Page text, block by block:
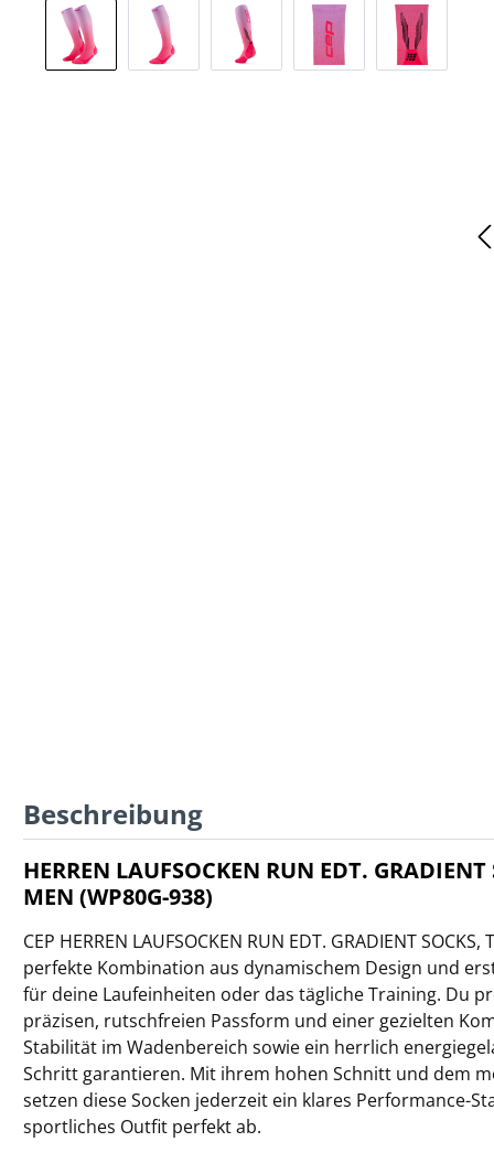
Bildergalerie überspringen
Beschreibung
HERREN LAUFSOCKEN RUN EDT.
MEN (WP80G-938)
CEP HERREN LAUFSOCKEN RUN EDT. GRADIENT
perfekte Kombination aus dynamischem Design und
für deine Laufeinheiten oder das tägliche Training. Du
präzisen, rutschfreien Passform und einer gezielten
Stabilität im Wadenbereich sowie ein herrlich
Schritt garantieren. Mit ihrem hohen Schnitt und dem
setzen diese Socken jederzeit ein klares Performance-
sportliches Outfit perfekt ab.